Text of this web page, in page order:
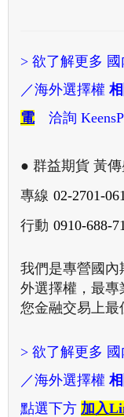
> 欲了解更多
／海外選擇權
電
洽詢
● 群益期貨 黃
專線 02-2701-
行動 0910-688-
我們是專營國內
外選擇權，最專
您金融交易上最
> 欲了解更多
／海外選擇權
點選下方 加入